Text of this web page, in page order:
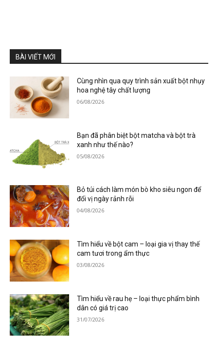
BÀI VIẾT MỚI
Cùng nhìn qua quy trình sản xuất bột nhụy
hoa nghệ tây chất lượng
06/08/2026
Bạn đã phân biệt bột matcha và bột trà
xanh như thế nào?
05/08/2026
Bỏ túi cách làm món bò kho siêu ngon để
đổi vị ngày rảnh rỗi
04/08/2026
Tìm hiểu về bột cam – loại gia vị thay thế
cam tươi trong ẩm thực
03/08/2026
Tìm hiểu về rau hẹ – loại thực phẩm bình
dân có giá trị cao
31/07/2026